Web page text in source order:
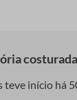
início há